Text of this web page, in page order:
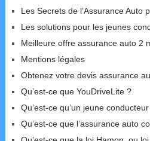
Les Secrets de l’Assurance Auto
Les solutions pour les jeunes
Meilleure offre assurance auto 2
Mentions légales
Obtenez votre devis assurance
Qu’est-ce que YouDriveLite ?
Qu’est-ce qu’un jeune
Qu’est-ce que l’assurance auto